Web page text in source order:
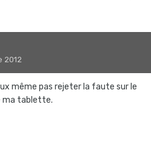
2012
même pas rejeter la faute sur le
ma tablette.